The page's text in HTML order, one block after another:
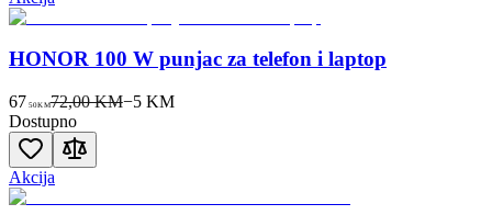
HONOR 100 W punjac za telefon i laptop
67 50KM72,00 KM−5KM
Dostupno
Akcija